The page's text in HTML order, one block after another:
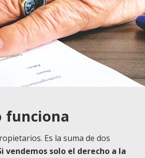
funciona
Es la suma de dos
vendemos solo el derecho a la